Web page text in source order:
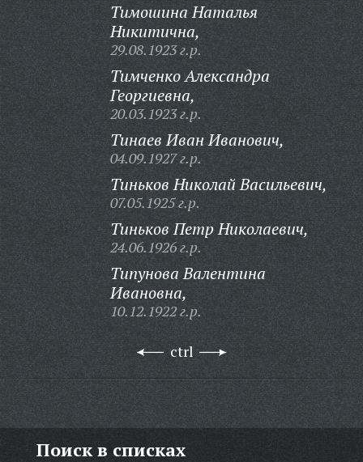
Тимошина Наталья
Никитична,
29.08.1923 г.р.
Тимченко Александра
Георгиевна,
20.03.1923 г.р.
Тинаев Иван Иванович,
04.09.1927 г.р.
Тиньков Николай Васильевич,
07.05.1925 г.р.
Тиньков Петр Николаевич,
24.06.1926 г.р.
Типунова Валентина
Ивановна,
10.12.1922 г.р.
ctrl
Поиск в списках